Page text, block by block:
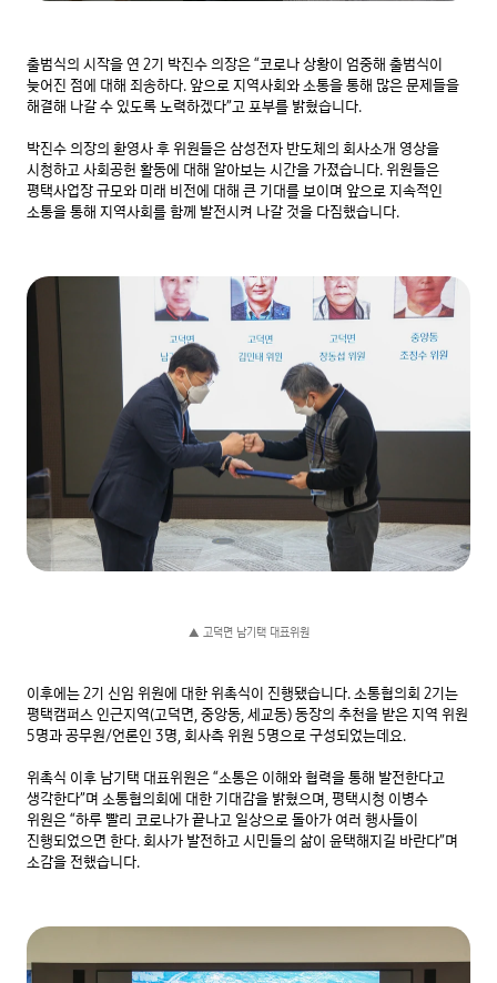
출범식의 시작을 연 2기 박진수 의장은 “코로나 상황이 엄중해 출범식이
늦어진 점에 대해 죄송하다. 앞으로 지역사회와 소통을 통해 많은 문제들을
해결해 나갈 수 있도록 노력하겠다”고 포부를 밝혔습니다.
박진수 의장의 환영사 후 위원들은 삼성전자 반도체의 회사소개 영상을
시청하고 사회공헌 활동에 대해 알아보는 시간을 가졌습니다. 위원들은
평택사업장 규모와 미래 비전에 대해 큰 기대를 보이며 앞으로 지속적인
소통을 통해 지역사회를 함께 발전시켜 나갈 것을 다짐했습니다.
▲ 고덕면 남기택 대표위원
이후에는 2기 신임 위원에 대한 위촉식이 진행됐습니다. 소통협의회 2기는
평택캠퍼스 인근지역(고덕면, 중앙동, 세교동) 동장의 추천을 받은 지역 위원
5명과 공무원/언론인 3명, 회사측 위원 5명으로 구성되었는데요.
위촉식 이후 남기택 대표위원은 “소통은 이해와 협력을 통해 발전한다고
생각한다”며 소통협의회에 대한 기대감을 밝혔으며, 평택시청 이병수
위원은 “하루 빨리 코로나가 끝나고 일상으로 돌아가 여러 행사들이
진행되었으면 한다. 회사가 발전하고 시민들의 삶이 윤택해지길 바란다”며
소감을 전했습니다.